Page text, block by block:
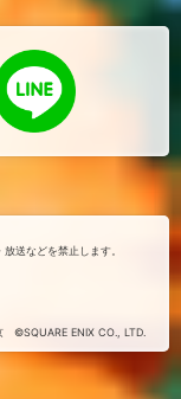
送などを禁止します。
©SQUARE ENIX CO., LTD.